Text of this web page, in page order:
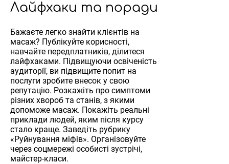
Лайфхаки та поради
Бажаєте легко знайти клієнтів на
масаж? Публікуйте корисності,
навчайте передплатників, ділитеся
лайфхаками. Підвищуючи освіченість
аудиторії, ви підвищите попит на
послуги зробите внесок у свою
репутацію. Розкажіть про симптоми
різних хвороб та станів, з якими
допоможе масаж. Покажіть реальні
приклади людей, яким після курсу
стало краще. Заведіть рубрику
«Руйнування міфів». Організовуйте
через соцмережі особисті зустрічі,
майстер-класи.